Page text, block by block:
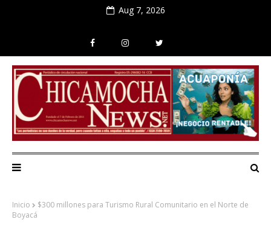
Aug 7, 2026
Inicio
$300 millones para Turismo Rural Comunitario en el Norte de
Boyacá